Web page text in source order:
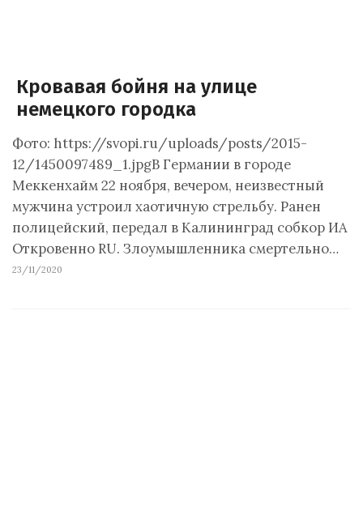
Кровавая бойня на улице
немецкого городка
Фото: https://svopi.ru/uploads/posts/2015-
12/1450097489_1.jpgВ Германии в городе
Меккенхайм 22 ноября, вечером, неизвестный
мужчина устроил хаотичную стрельбу. Ранен
полицейский, передал в Калининград собкор ИА
Откровенно RU. Злоумышленника смертельно…
23/11/2020